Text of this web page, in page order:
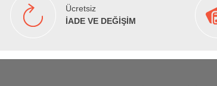
Ücretsiz
İADE VE DEĞİŞİM